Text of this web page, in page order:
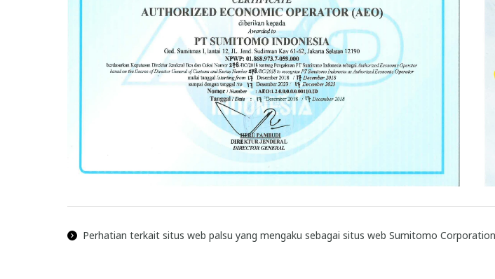
Perhatian terkait situs web palsu yang mengaku sebagai situs web Sumitomo